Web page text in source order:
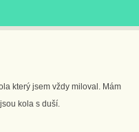
který jsem vždy miloval. Mám
kola s duší.